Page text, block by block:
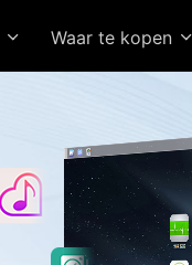
Waar te kopen